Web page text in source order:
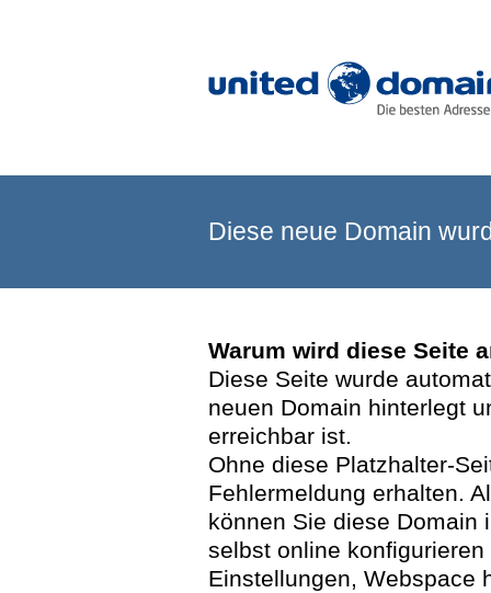
Diese neue Domain
Warum wird diese Seite
Diese Seite wurde
neuen Domain hinterlegt
erreichbar ist.
Ohne diese Platzhalter-
Fehlermeldung erhalten.
können Sie diese Domain
selbst online
Einstellungen, Webspace